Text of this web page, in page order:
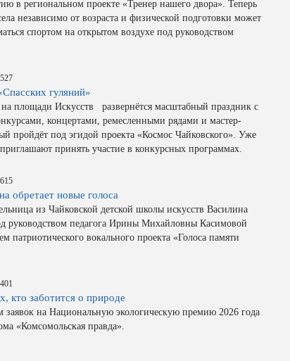
в региональном проекте «Тренер нашего двора». Теперь
независимо от возраста и физической подготовки может
спортом на открытом воздухе под руководством
гуляний»
на площади Искусств развернётся масштабный праздник с
концертами, ремесленными рядами и мастер-
пройдёт под эгидой проекта «Космос Чайковского». Уже
принять участие в конкурсных программах.
обретает новые голоса
из Чайковской детской школы искусств Василина
руководством педагога Ирины Михайловны Касимовой
патриотического вокального проекта «Голоса памяти
кто заботится о природе
заявок на Национальную экологическую премию 2026 года
«Комсомольская правда».